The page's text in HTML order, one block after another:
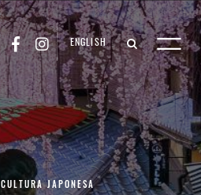
ENGLISH
CULTURA JAPONESA